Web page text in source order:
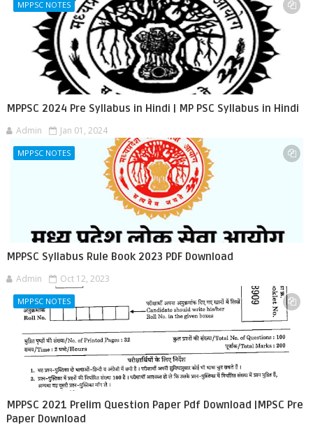
MPPSC NOTES
MPPSC 2024 Pre Syllabus in Hindi | MP PSC Syllabus in Hindi
Admin Jan 01, 2024
MPPSC NOTES
MPPSC Syllabus Rule Book 2023 PDF Download
Admin Oct 12, 2023
MPPSC NOTES
MPPSC 2021 Prelim Question Paper Pdf Download |MPSC Pre
Paper Download